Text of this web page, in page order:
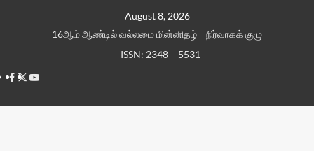
August 8, 2026
16ஆம் ஆண்டில் வல்லமை மின்னிதழ்
நிர்வாகக் குழு
ISSN: 2348 – 5531
Facebook
TwitterYoutube